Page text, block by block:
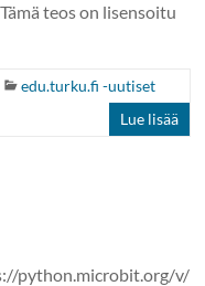
teos on lisensoitu
edu.turku.fi -uutiset
Lue lisää
python.microbit.org/v/